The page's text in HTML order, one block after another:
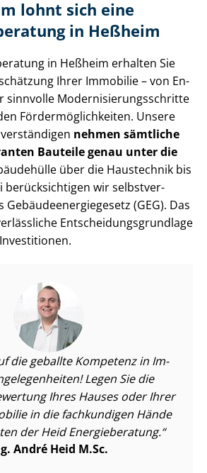
lohnt sich eine
in Heßheim
in Heßheim erhalten Sie
Ihrer Immobilie – von En­
sinnvolle Mo­der­ni­sie­rungs­schrit­te
För­der­mög­lich­kei­ten. Unsere
nehmen sämtliche
Bauteile genau unter die
über die Haustechnik bis
berücksichtigen wir selbst­ver­
(GEG). Das
Ent­schei­dungs­grund­la­ge
die geballte Kompetenz in Im­
Legen Sie die
Ihres Hauses oder Ihrer
in die fachkundigen Hände
der Heid Energieberatung.
André Heid M.Sc.